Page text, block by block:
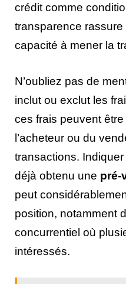
crédit comme
transparence
capacité à mener la
N’oubliez pas de
inclut ou exclut les
ces frais peuvent
l’acheteur ou du
transactions.
déjà obtenu une pré-
peut
position, notamment
concurrentiel où
intéressés.